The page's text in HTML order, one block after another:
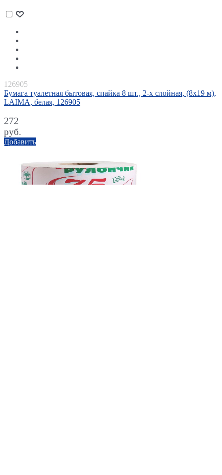
126905
Бумага туалетная бытовая, спайка 8 шт., 2-х слойная, (8х19 м),
LAIMA, белая, 126905
272
руб.
Добавить